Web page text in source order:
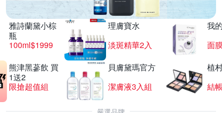
雅詩蘭黛小棕
瓶
100ml$1999
理膚寶水
淡斑精華2入
我
面
熊津黑蔘飲 買
1送2
限搶超值組
貝膚黛瑪官方
潔膚液3入組
植
結